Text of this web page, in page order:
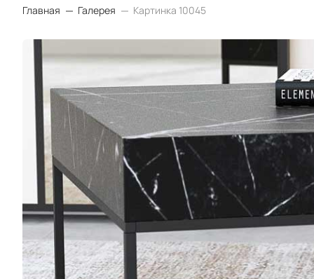
Главная Галерея Картинка 10045